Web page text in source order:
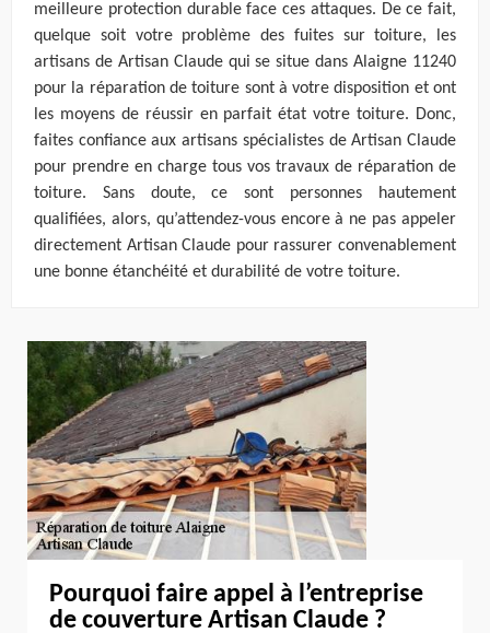
meilleure protection durable face ces attaques. De ce fait,
quelque soit votre problème des fuites sur toiture, les
artisans de Artisan Claude qui se situe dans Alaigne 11240
pour la réparation de toiture sont à votre disposition et ont
les moyens de réussir en parfait état votre toiture. Donc,
faites confiance aux artisans spécialistes de Artisan Claude
pour prendre en charge tous vos travaux de réparation de
toiture. Sans doute, ce sont personnes hautement
qualifiées, alors, qu’attendez-vous encore à ne pas appeler
directement Artisan Claude pour rassurer convenablement
une bonne étanchéité et durabilité de votre toiture.
Pourquoi faire appel à l’entreprise
de couverture Artisan Claude ?